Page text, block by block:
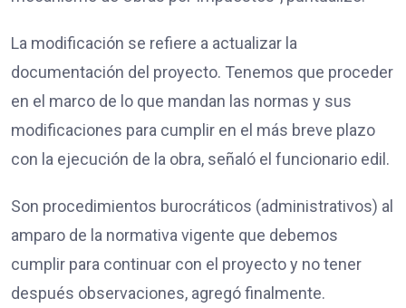
La modificación se refiere a actualizar la
documentación del proyecto. Tenemos que proceder
en el marco de lo que mandan las normas y sus
modificaciones para cumplir en el más breve plazo
con la ejecución de la obra, señaló el funcionario edil.
Son procedimientos burocráticos (administrativos) al
amparo de la normativa vigente que debemos
cumplir para continuar con el proyecto y no tener
después observaciones, agregó finalmente.